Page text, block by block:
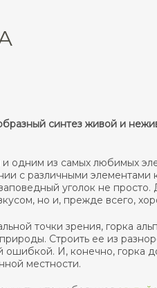
синтез живой и
одним из самых любимых
с различными элементами
уголок не
но и, прежде всего,
точки зрения, горка
Строить ее из
ошибкой. И, конечно, горка
местности.